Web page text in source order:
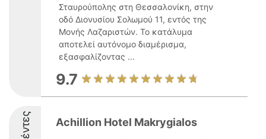
Σταυρούπολης στη Θεσσαλονίκη, στην
οδό Διονυσίου Σολωμού 11, εντός της
Μονής Λαζαριστών. Το κατάλυμα
αποτελεί αυτόνομο διαμέρισμα,
εξασφαλίζοντας ...
9.7
Achillion Hotel Makrygialos